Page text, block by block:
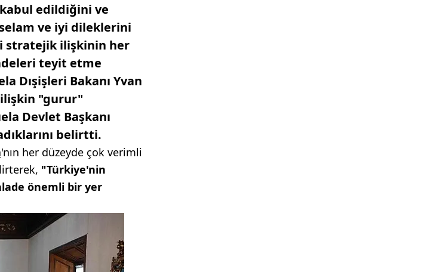
edildiğini ve
ve iyi dileklerini
stratejik ilişkinin her
teyit etme
Dışişleri Bakanı Yvan
ilişkin "gurur"
Devlet Başkanı
belirtti.
'nın her düzeyde çok verimli
"Türkiye'nin
önemli bir yer